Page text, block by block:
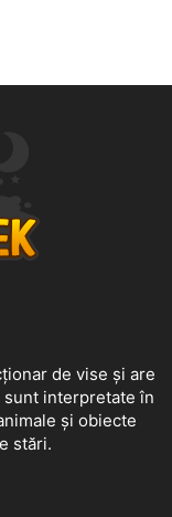
de vise și are
interpretate în
și obiecte
stări.